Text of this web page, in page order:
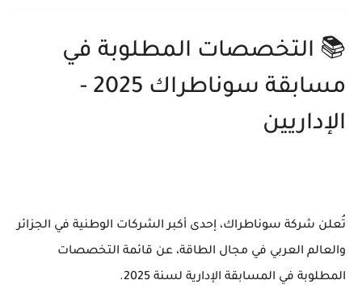
📚 التخصصات المطلوبة في
مسابقة سوناطراك 2025 -
الإداريين
تُعلن شركة سوناطراك، إحدى أكبر الشركات الوطنية في الجزائر
والعالم العربي في مجال الطاقة، عن قائمة التخصصات
المطلوبة في المسابقة الإدارية لسنة 2025.